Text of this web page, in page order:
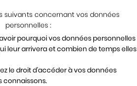
suivants concernant vos données
personnelles :
pourquoi vos données personnelles
leur arrivera et combien de temps elles
le droit d’accéder à vos données
connaissons.